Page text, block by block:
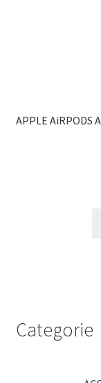
APPLE AiRPODS
Categorie